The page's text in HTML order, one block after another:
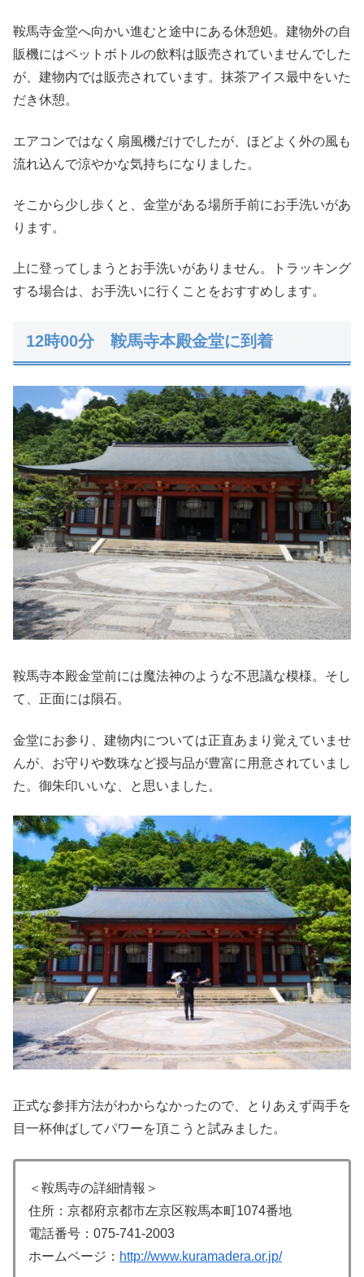
鞍馬寺金堂へ向かい進むと途中にある休憩処。建物外の自
販機にはペットボトルの飲料は販売されていませんでした
が、建物内では販売されています。抹茶アイス最中をいた
だき休憩。
エアコンではなく扇風機だけでしたが、ほどよく外の風も
流れ込んで涼やかな気持ちになりました。
そこから少し歩くと、金堂がある場所手前にお手洗いがあ
ります。
上に登ってしまうとお手洗いがありません。トラッキング
する場合は、お手洗いに行くことをおすすめします。
12時00分 鞍馬寺本殿金堂に到着
鞍馬寺本殿金堂前には魔法神のような不思議な模様。そし
て、正面には隕石。
金堂にお参り、建物内については正直あまり覚えていませ
んが、お守りや数珠など授与品が豊富に用意されていまし
た。御朱印いいな、と思いました。
正式な参拝方法がわからなかったので、とりあえず両手を
目一杯伸ばしてパワーを頂こうと試みました。
＜鞍馬寺の詳細情報＞
住所：京都府京都市左京区鞍馬本町1074番地
電話番号：075-741-2003
ホームページ： http://www.kuramadera.or.jp/